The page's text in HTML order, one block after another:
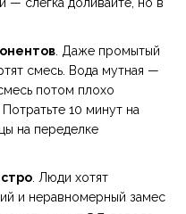
— слегка доливайте, но в
. Даже промытый
смесь. Вода мутная —
потом плохо
Потратьте 10 минут на
на переделке
. Люди хотят
и неравномерный замес